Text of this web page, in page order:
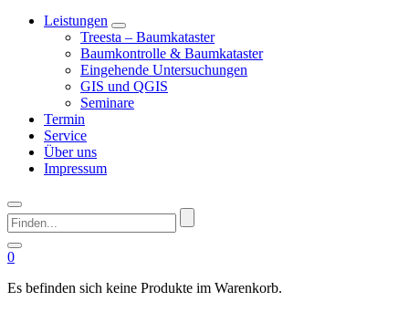
Leistungen
Treesta – Baumkataster
Baumkontrolle & Baumkataster
Eingehende Untersuchungen
GIS und QGIS
Seminare
Termin
Service
Über uns
Impressum
Finden...
0
Es befinden sich keine Produkte im Warenkorb.